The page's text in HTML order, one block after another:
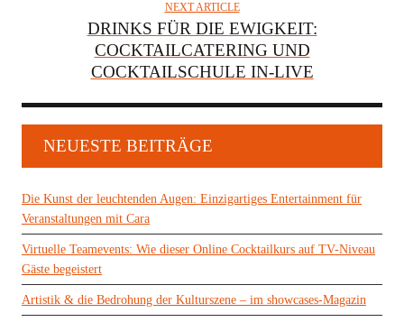
NEXT ARTICLE
DRINKS FÜR DIE EWIGKEIT:
COCKTAILCATERING UND
COCKTAILSCHULE IN-LIVE
NEUESTE BEITRÄGE
Die Kunst der leuchtenden Augen: Einzigartiges Entertainment für
Veranstaltungen mit Cara
Virtuelle Teamevents: Wie dieser Online Cocktailkurs auf TV-Niveau
Gäste begeistert
Artistik & die Bedrohung der Kulturszene – im showcases-Magazin